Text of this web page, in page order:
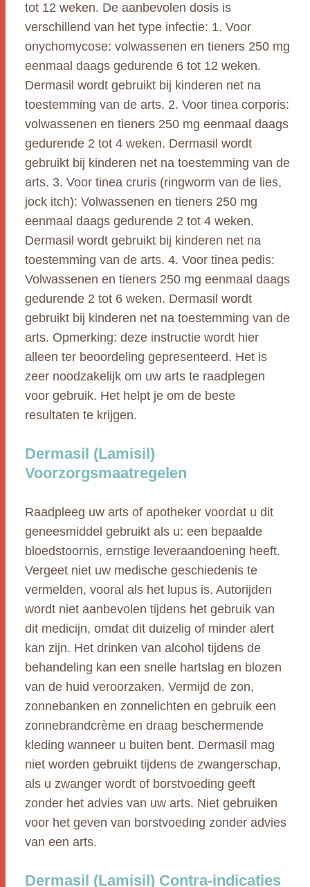
tot 12 weken. De aanbevolen dosis is
verschillend van het type infectie: 1. Voor
onychomycose: volwassenen en tieners 250 mg
eenmaal daags gedurende 6 tot 12 weken.
Dermasil wordt gebruikt bij kinderen net na
toestemming van de arts. 2. Voor tinea corporis:
volwassenen en tieners 250 mg eenmaal daags
gedurende 2 tot 4 weken. Dermasil wordt
gebruikt bij kinderen net na toestemming van de
arts. 3. Voor tinea cruris (ringworm van de lies,
jock itch): Volwassenen en tieners 250 mg
eenmaal daags gedurende 2 tot 4 weken.
Dermasil wordt gebruikt bij kinderen net na
toestemming van de arts. 4. Voor tinea pedis:
Volwassenen en tieners 250 mg eenmaal daags
gedurende 2 tot 6 weken. Dermasil wordt
gebruikt bij kinderen net na toestemming van de
arts. Opmerking: deze instructie wordt hier
alleen ter beoordeling gepresenteerd. Het is
zeer noodzakelijk om uw arts te raadplegen
voor gebruik. Het helpt je om de beste
resultaten te krijgen.
Dermasil (Lamisil)
Voorzorgsmaatregelen
Raadpleeg uw arts of apotheker voordat u dit
geneesmiddel gebruikt als u: een bepaalde
bloedstoornis, ernstige leveraandoening heeft.
Vergeet niet uw medische geschiedenis te
vermelden, vooral als het lupus is. Autorijden
wordt niet aanbevolen tijdens het gebruik van
dit medicijn, omdat dit duizelig of minder alert
kan zijn. Het drinken van alcohol tijdens de
behandeling kan een snelle hartslag en blozen
van de huid veroorzaken. Vermijd de zon,
zonnebanken en zonnelichten en gebruik een
zonnebrandcrème en draag beschermende
kleding wanneer u buiten bent. Dermasil mag
niet worden gebruikt tijdens de zwangerschap,
als u zwanger wordt of borstvoeding geeft
zonder het advies van uw arts. Niet gebruiken
voor het geven van borstvoeding zonder advies
van een arts.
Dermasil (Lamisil) Contra-indicaties